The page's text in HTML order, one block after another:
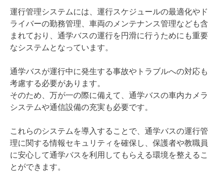
運行管理システムには、運行スケジュールの最適化やド
ライバーの勤務管理、車両のメンテナンス管理なども含
まれており、通学バスの運行を円滑に行うためにも重要
なシステムとなっています。
通学バスが運行中に発生する事故やトラブルへの対応も
考慮する必要があります。
そのため、万が一の際に備えて、通学バスの車内カメラ
システムや通信設備の充実も必要です。
これらのシステムを導入することで、通学バスの運行管
理に関する情報セキュリティを確保し、保護者や教職員
に安心して通学バスを利用してもらえる環境を整えるこ
とができます。